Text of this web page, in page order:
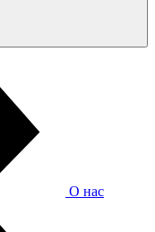
О нас